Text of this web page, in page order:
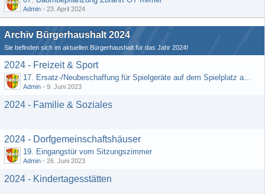
Admin - 23. April 2024
Archiv Bürgerhaushalt 2024
Sie befinden sich im aktuellen Bürgerhaushalt für das Jahr 2024!
2024 - Freizeit & Sport
17. Ersatz-/Neubeschaffung für Spielgeräte auf dem Spielplatz am DGH
Admin - 9. Juni 2023
2024 - Familie & Soziales
2024 - Dorfgemeinschaftshäuser
19. Eingangstür vom Sitzungszimmer
Admin - 26. Juni 2023
2024 - Kindertagesstätten